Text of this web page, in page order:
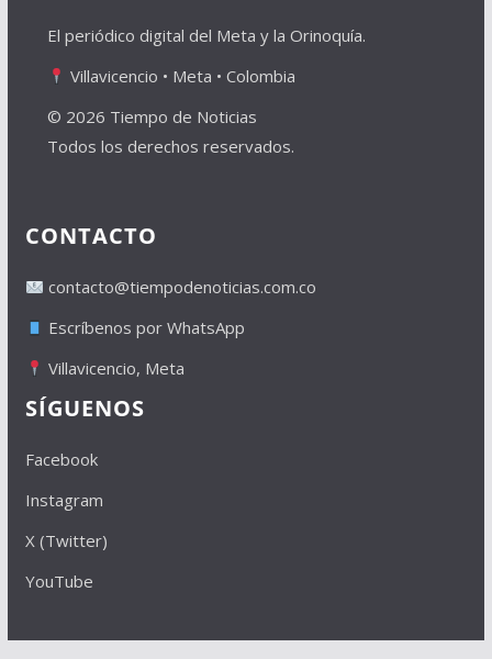
El periódico digital del Meta y la Orinoquía.
Villavicencio • Meta • Colombia
© 2026 Tiempo de Noticias
Todos los derechos reservados.
CONTACTO
contacto@tiempodenoticias.com.co
Escríbenos por WhatsApp
Villavicencio, Meta
SÍGUENOS
Facebook
Instagram
X (Twitter)
YouTube